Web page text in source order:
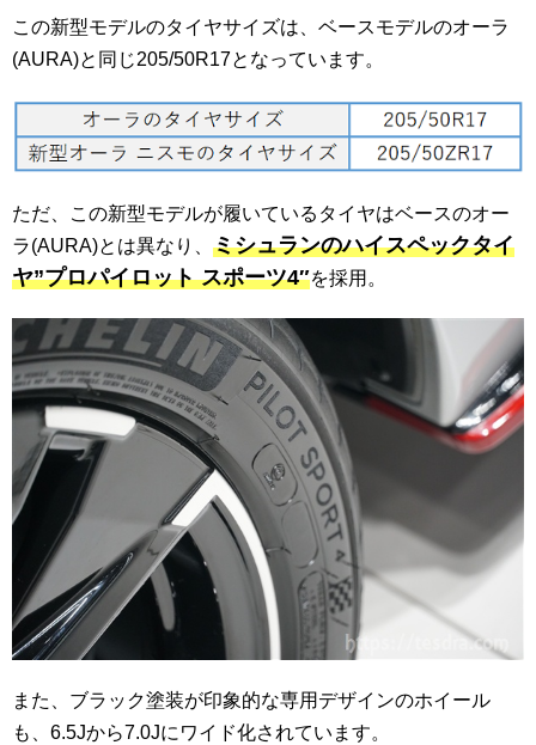
この新型モデルのタイヤサイズは、ベースモデルのオーラ
(AURA)と同じ205/50R17となっています。
ただ、この新型モデルが履いているタイヤはベースのオー
ラ(AURA)とは異なり、 ミシュランのハイスペックタイ
ヤ”プロパイロット スポーツ4″を採用。
また、ブラック塗装が印象的な専用デザインのホイール
も、6.5Jから7.0Jにワイド化されています。